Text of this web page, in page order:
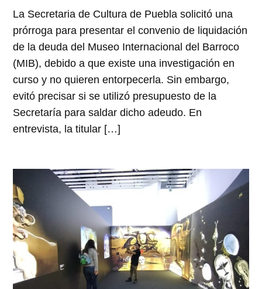
La Secretaria de Cultura de Puebla solicitó una
prórroga para presentar el convenio de liquidación
de la deuda del Museo Internacional del Barroco
(MIB), debido a que existe una investigación en
curso y no quieren entorpecerla. Sin embargo,
evitó precisar si se utilizó presupuesto de la
Secretaría para saldar dicho adeudo. En
entrevista, la titular […]